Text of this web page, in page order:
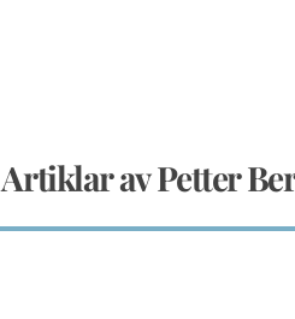
Artiklar av Petter